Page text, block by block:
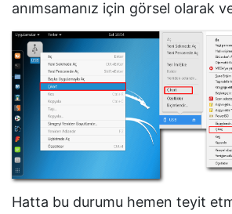
anımsamanız için görsel olarak
Hatta bu durumu hemen teyit